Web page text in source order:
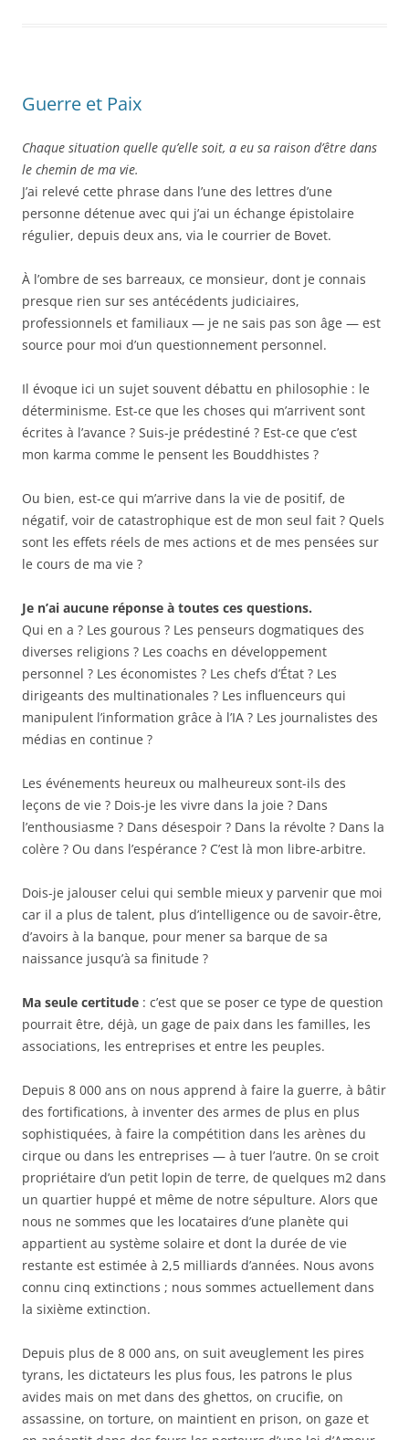
Guerre et Paix
Chaque situation quelle qu’elle soit, a eu sa raison d’être dans
le chemin de ma vie.
J’ai relevé cette phrase dans l’une des lettres d’une
personne détenue avec qui j’ai un échange épistolaire
régulier, depuis deux ans, via le courrier de Bovet.
À l’ombre de ses barreaux, ce monsieur, dont je connais
presque rien sur ses antécédents judiciaires,
professionnels et familiaux — je ne sais pas son âge — est
source pour moi d’un questionnement personnel.
Il évoque ici un sujet souvent débattu en philosophie : le
déterminisme. Est-ce que les choses qui m’arrivent sont
écrites à l’avance ? Suis-je prédestiné ? Est-ce que c’est
mon karma comme le pensent les Bouddhistes ?
Ou bien, est-ce qui m’arrive dans la vie de positif, de
négatif, voir de catastrophique est de mon seul fait ? Quels
sont les effets réels de mes actions et de mes pensées sur
le cours de ma vie ?
Je n’ai aucune réponse à toutes ces questions.
Qui en a ? Les gourous ? Les penseurs dogmatiques des
diverses religions ? Les coachs en développement
personnel ? Les économistes ? Les chefs d’État ? Les
dirigeants des multinationales ? Les influenceurs qui
manipulent l’information grâce à l’IA ? Les journalistes des
médias en continue ?
Les événements heureux ou malheureux sont-ils des
leçons de vie ? Dois-je les vivre dans la joie ? Dans
l’enthousiasme ? Dans désespoir ? Dans la révolte ? Dans la
colère ? Ou dans l’espérance ? C’est là mon libre-arbitre.
Dois-je jalouser celui qui semble mieux y parvenir que moi
car il a plus de talent, plus d’intelligence ou de savoir-être,
d’avoirs à la banque, pour mener sa barque de sa
naissance jusqu’à sa finitude ?
Ma seule certitude : c’est que se poser ce type de question
pourrait être, déjà, un gage de paix dans les familles, les
associations, les entreprises et entre les peuples.
Depuis 8 000 ans on nous apprend à faire la guerre, à bâtir
des fortifications, à inventer des armes de plus en plus
sophistiquées, à faire la compétition dans les arènes du
cirque ou dans les entreprises — à tuer l’autre. 0n se croit
propriétaire d’un petit lopin de terre, de quelques m2 dans
un quartier huppé et même de notre sépulture. Alors que
nous ne sommes que les locataires d’une planète qui
appartient au système solaire et dont la durée de vie
restante est estimée à 2,5 milliards d’années. Nous avons
connu cinq extinctions ; nous sommes actuellement dans
la sixième extinction.
Depuis plus de 8 000 ans, on suit aveuglement les pires
tyrans, les dictateurs les plus fous, les patrons le plus
avides mais on met dans des ghettos, on crucifie, on
assassine, on torture, on maintient en prison, on gaze et